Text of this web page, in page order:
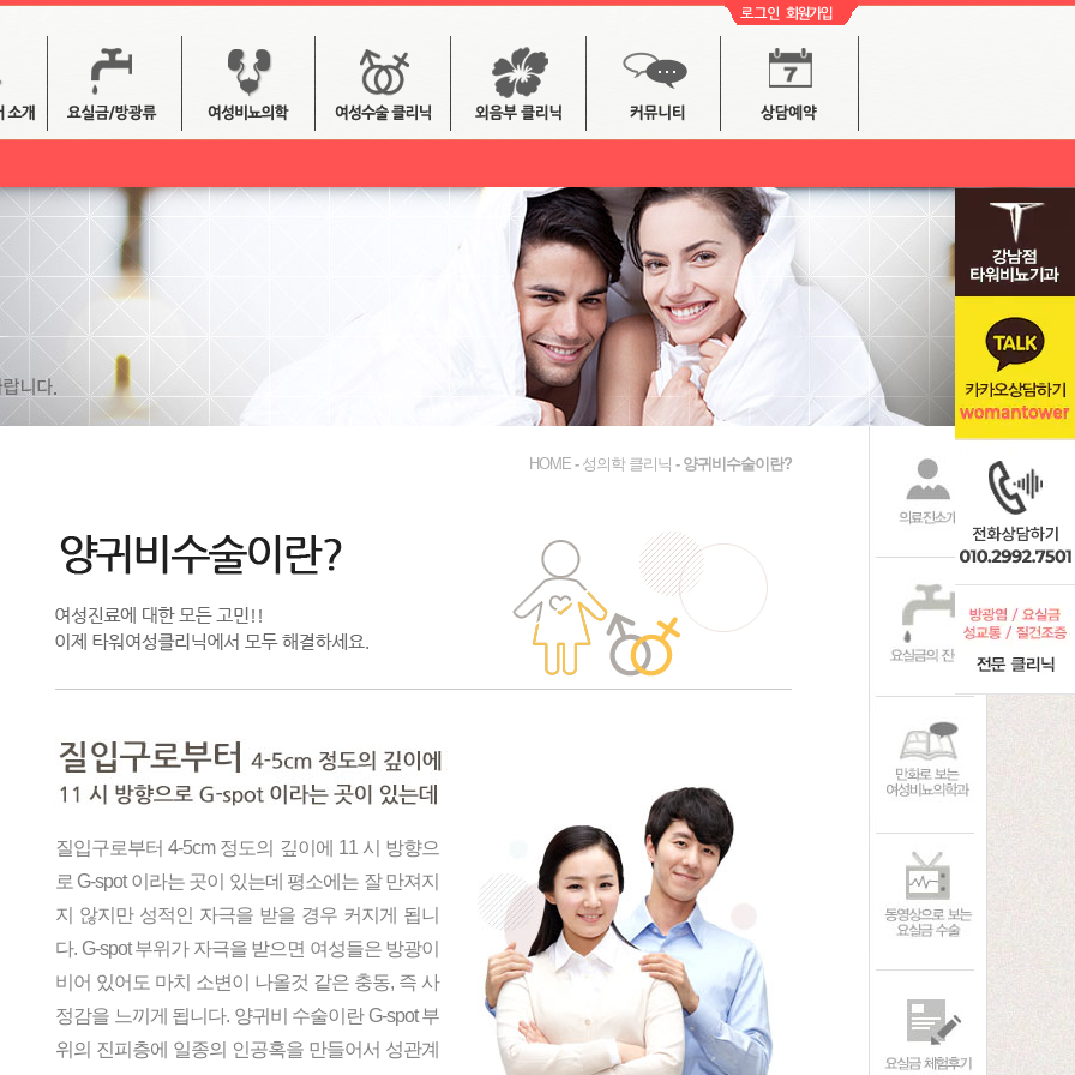
HOME - 성의학 클리닉 - 양귀비수술이란?
질입구로부터 4-5cm 정도의 깊이에 11 시 방향으
로 G-spot 이라는 곳이 있는데 평소에는 잘 만져지
지 않지만 성적인 자극을 받을 경우 커지게 됩니
다. G-spot 부위가 자극을 받으면 여성들은 방광이
비어 있어도 마치 소변이 나올것 같은 충동, 즉 사
정감을 느끼게 됩니다. 양귀비 수술이란 G-spot 부
위의 진피층에 일종의 인공혹을 만들어서 성관계